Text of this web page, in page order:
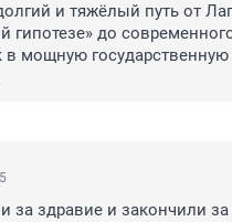
и тяжёлый путь от
гипотезе» до
в мощную
за здравие и закончили